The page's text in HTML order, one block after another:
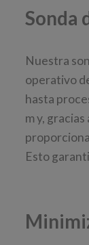
Sonda
Nuestra
operativo
hasta
m y,
Esto